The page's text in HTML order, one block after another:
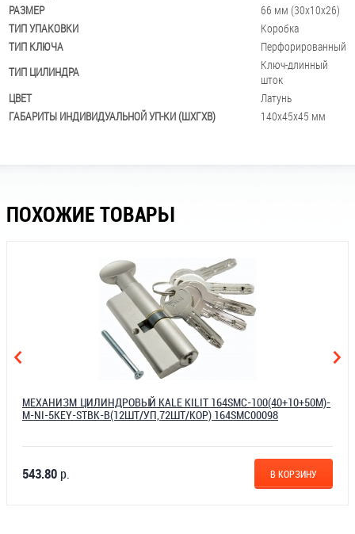
РАЗМЕР
66 мм (30x10x26)
ТИП УПАКОВКИ
Коробка
ТИП КЛЮЧА
Перфорированный
ТИП ЦИЛИНДРА
Ключ-длинный
шток
ЦВЕТ
Латунь
ГАБАРИТЫ ИНДИВИДУАЛЬНОЙ УП-КИ (ШХГХВ)
140x45x45 мм
ПОХОЖИЕ ТОВАРЫ
МЕХАНИЗМ ЦИЛИНДРОВЫЙ KALE KILIT 164SMC-100(40+10+50M)-
M-NI-5KEY-STBК-В(12ШТ/УП,72ШТ/КОР) 164SMC00098
543.80 р. В КОРЗИНУ